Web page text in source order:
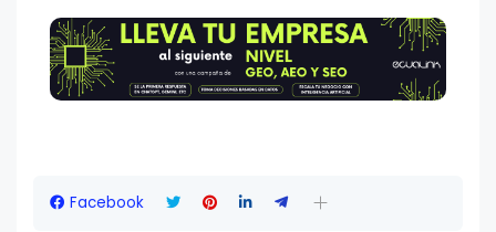
Facebook